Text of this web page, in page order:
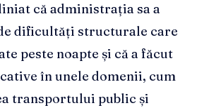
că administrația sa a
dificultăți structurale care
peste noapte și că a făcut
în unele domenii, cum
transportului public și